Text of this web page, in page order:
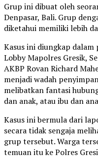
Grup ini dibuat oleh
Denpasar, Bali. Grup
diketahui memiliki lebih
Kasus ini diungkap dalam
Lobby Mapolres Gresik,
AKBP Rovan Richard
menjadi wadah
melibatkan fantasi
dan anak, atau ibu dan
Kasus ini bermula dari
secara tidak sengaja
grup tersebut. Warga
temuan itu ke Polres